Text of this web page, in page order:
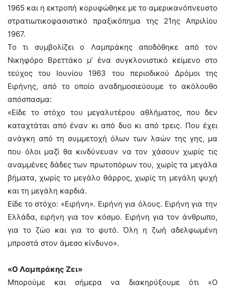
1965 και η εκτροπή κορυφώθηκε με το αμερικανόπνευστο
στρατιωτικοφασιστικό πραξικόπημα της 21ης Απριλίου
1967.
Το τι συμβολίζει ο Λαμπράκης αποδόθηκε από τον
Νικηφόρο Βρεττάκο μ’ ένα συγκλονιστικό κείμενο στο
τεύχος του Ιουνίου 1963 του περιοδικού Δρόμοι της
Ειρήνης, από το οποίο αναδημοσιεύουμε το ακόλουθο
απόσπασμα:
«Είδε το στόχο του μεγαλυτέρου αθλήματος, που δεν
καταχτάται από έναν κι από δυο κι από τρεις. Που έχει
ανάγκη από τη συμμετοχή όλων των λαών της γης, μα
που όλοι μαζί θα κινδύνευαν να τον χάσουν χωρίς τις
αναμμένες δάδες των πρωτοπόρων του, χωρίς τα μεγάλα
βήματα, χωρίς το μεγάλο θάρρος, χωρίς τη μεγάλη ψυχή
και τη μεγάλη καρδιά.
Είδε το στόχο: «Ειρήνη». Ειρήνη για όλους. Ειρήνη για την
Ελλάδα, ειρήνη για τον κόσμο. Ειρήνη για τον άνθρωπο,
για το ζώο και για το φυτό. Όλη η ζωή αδελφωμένη
μπροστά στον άμεσο κίνδυνο».
«Ο Λαμπράκης Ζει»
Μπορούμε και σήμερα να διακηρύξουμε ότι «Ο